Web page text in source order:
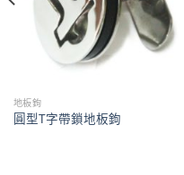
地板鉤
圓型T字帶鎖地板鉤